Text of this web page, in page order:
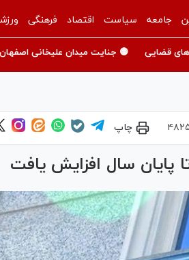
جامعه سیاست اقتصاد فرهنگی
قضایی 🟡 جنایت میدان علیخانی اصفهان
چاپ
پایان سال افزایش یافت